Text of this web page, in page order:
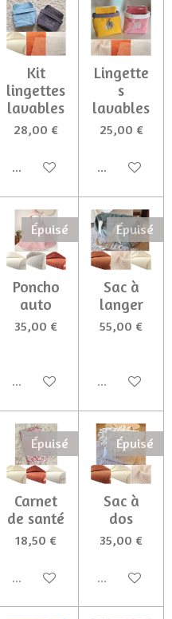
Kit
lingettes
lavables
28,00 €
Ajouter au panier
Lingette
s
lavables
25,00 €
Ajouter au
Épuisé
Poncho
auto
35,00 €
Épuisé
Épuisé
Sac à
langer
55,00 €
Épuisé
Épuisé
Carnet
de santé
18,50 €
Épuisé
Épuisé
Sac à
dos
35,00 €
Épuisé